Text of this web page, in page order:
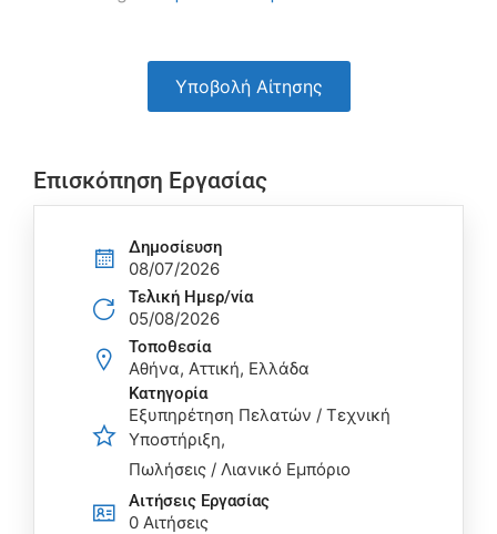
Υποβολή Αίτησης
Επισκόπηση Εργασίας
Δημοσίευση
08/07/2026
Τελική Ημερ/νία
05/08/2026
Τοποθεσία
Αθήνα, Αττική, Ελλάδα
Κατηγορία
Εξυπηρέτηση Πελατών / Τεχνική
Υποστήριξη
Πωλήσεις / Λιανικό Εμπόριο
Αιτήσεις Eργασίας
0 Αιτήσεις